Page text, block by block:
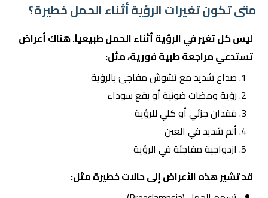
متى تكون تغيرات الرؤية أثناء الحمل خطيرة؟
ليس كل تغير في الرؤية أثناء الحمل طبيعياً. هناك أعراض
تستدعي مراجعة طبية فورية، مثل:
صداع شديد مع تشوش مفاجئ بالرؤية
رؤية ومضات ضوئية أو بقع سوداء
فقدان جزئي أو كلي للرؤية
ألم شديد في العين
ازدواجية مفاجئة في الرؤية
قد تشير هذه الأعراض إلى حالات خطيرة مثل: